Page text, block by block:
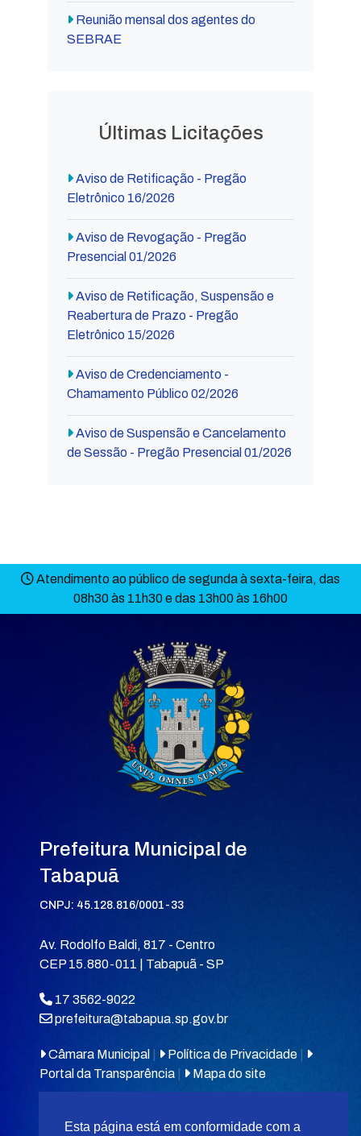
Esta página está em conformidade com a
Reunião mensal dos agentes do
SEBRAE
Últimas Licitações
Aviso de Retificação - Pregão
Eletrônico 16/2026
Aviso de Revogação - Pregão
Presencial 01/2026
Aviso de Retificação, Suspensão e
Reabertura de Prazo - Pregão
Eletrônico 15/2026
Aviso de Credenciamento -
Chamamento Público 02/2026
Aviso de Suspensão e Cancelamento
de Sessão - Pregão Presencial 01/2026
Atendimento ao público de segunda à sexta-feira, das
08h30 às 11h30 e das 13h00 às 16h00
Prefeitura Municipal de
Tabapuã
CNPJ: 45.128.816/0001-33
Av. Rodolfo Baldi, 817 - Centro
CEP 15.880-011 | Tabapuã - SP
17 3562-9022
prefeitura@tabapua.sp.gov.br
Câmara Municipal Política de Privacidade
Portal da Transparência
Mapa do site